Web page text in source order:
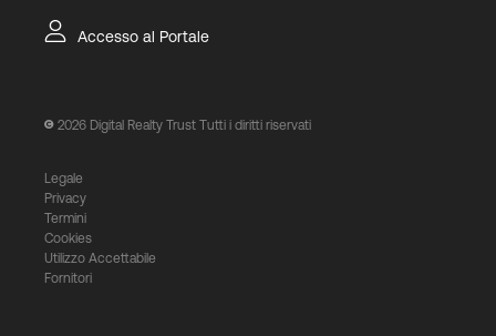
Accesso al Portale
2026 Digital Realty Trust Tutti i diritti riservati
Legale
Privacy
Termini
Cookies
Utilizzo Accettabile
Fornitori